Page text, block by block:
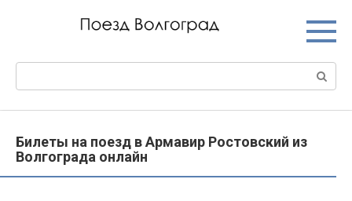
Билеты на поезд в Армавир Ростовский из
Волгограда онлайн